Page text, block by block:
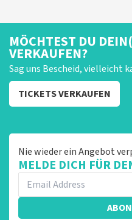
MÖCHTEST DU
VERKAUFEN?
Sag uns Bescheid, vielleicht
TICKETS VERKAUFEN
Nie wieder ein Angebot
MELDE DICH FÜR